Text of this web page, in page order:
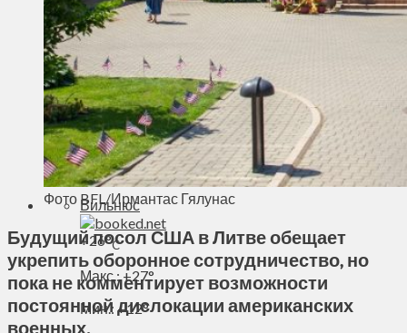
Деньги
Визиты
Выборы
Агроновости
Едим дома
Ищу семью
Духовное пространство
Спорт
Технологии
Энергетика
Вильнюс
+26°C
Макс.:+27°
Мин.: +12°
Фото BFL/Ирмантас Гялунас
Будущий посол США в Литве обещает
укрепить оборонное сотрудничество, но
пока не комментирует возможности
постоянной дислокации американских
военных.